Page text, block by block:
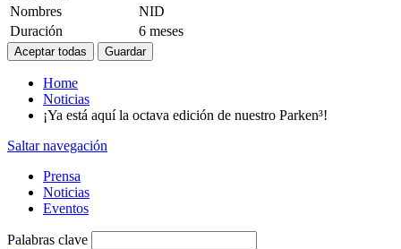
Nombres
NID
Duración
6 meses
Home
Noticias
¡Ya está aquí la octava edición de nuestro Parken³!
Saltar navegación
Prensa
Noticias
Eventos
Palabras clave